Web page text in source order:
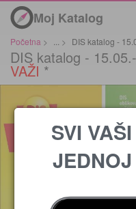
Moj Katalog
Početna > > DIS katalog -
DIS katalog -
VAŽI *
SVI